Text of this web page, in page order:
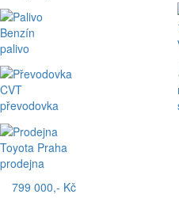
Benzín
palivo
CVT
převodovka
Toyota Praha
prodejna
799 000,- Kč